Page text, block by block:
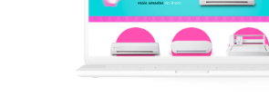
Léia Pastori